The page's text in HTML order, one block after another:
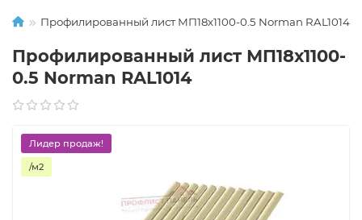
Профилированный лист МП18х1100-0.5 Norman RAL1014
Профилированный лист МП18х1100-
0.5 Norman RAL1014
Лидер продаж!
/м2